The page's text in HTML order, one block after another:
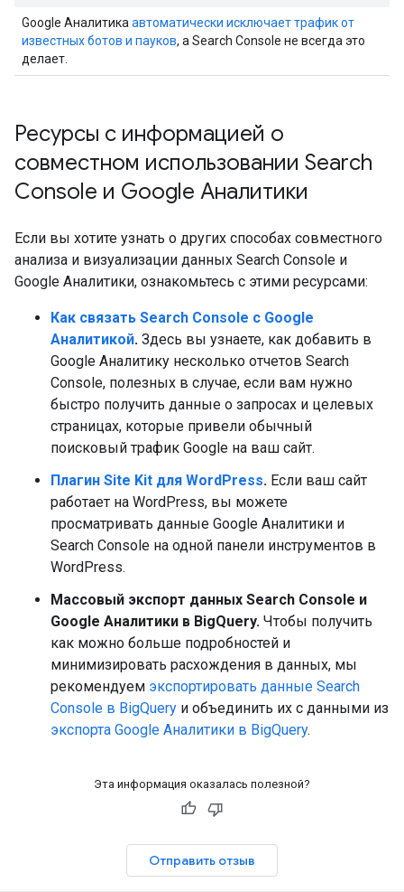
Google Аналитикаавтоматически исключает трафик от
известных ботов и пауков, а Search Console не всегда это
делает.
Ресурсы с информацией о
совместном использовании Search
Console и Google Аналитики
Если вы хотите узнать о других способах совместного
анализа и визуализации данных Search Console и
Google Аналитики, ознакомьтесь с этими ресурсами:
Как связать Search Console с Google
Аналитикой. Здесь вы узнаете, как добавить в
Google Аналитику несколько отчетов Search
Console, полезных в случае, если вам нужно
быстро получить данные о запросах и целевых
страницах, которые привели обычный
поисковый трафик Google на ваш сайт.
Плагин Site Kit для WordPress. Если ваш сайт
работает на WordPress, вы можете
просматривать данные Google Аналитики и
Search Console на одной панели инструментов в
WordPress.
Массовый экспорт данных Search Console и
Google Аналитики в BigQuery. Чтобы получить
как можно больше подробностей и
минимизировать расхождения в данных, мы
рекомендуем экспортировать данные Search
Console в BigQuery и объединить их с данными из
экспорта Google Аналитики в BigQuery.
Эта информация оказалась полезной?
Отправить отзыв